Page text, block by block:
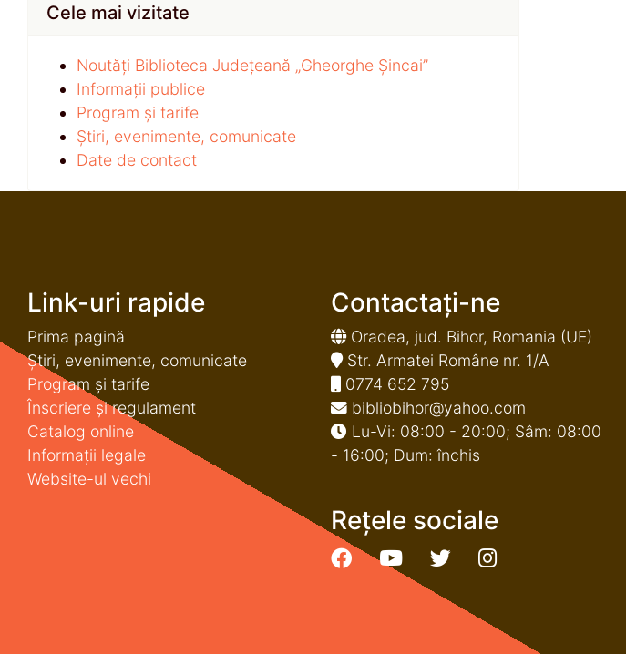
Cele mai vizitate
Noutăți Biblioteca Județeană „Gheorghe Șincai”
Informații publice
Program și tarife
Știri, evenimente, comunicate
Date de contact
Link-uri rapide
Prima pagină
Știri, evenimente, comunicate
Program și tarife
Înscriere și regulament
Catalog online
Informații legale
Website-ul vechi
Contactați-ne
Oradea, jud. Bihor, Romania (UE)
Str. Armatei Române nr. 1/A
0774 652 795
bibliobihor@yahoo.com
Lu-Vi: 08:00 - 20:00; Sâm: 08:00
- 16:00; Dum: închis
Rețele sociale